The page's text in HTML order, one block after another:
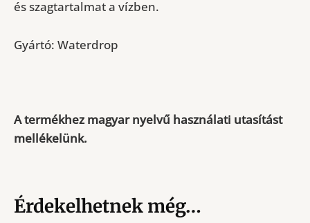
és szagtartalmat a vízben.
Gyártó: Waterdrop
A termékhez magyar nyelvű használati utasítást
mellékelünk.
Érdekelhetnek még…